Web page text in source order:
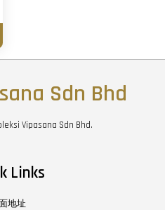
Sdn Bhd
Vipasana Sdn Bhd.
Links
地址